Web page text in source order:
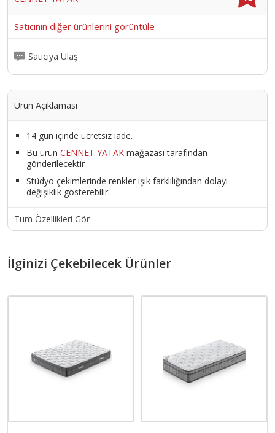
Satıcının diğer ürünlerini görüntüle
Satıcıya Ulaş
Ürün Açıklaması
14 gün içinde ücretsiz iade.
Bu ürün CENNET YATAK mağazası tarafından
gönderilecektir
Stüdyo çekimlerinde renkler ışık farklılığından dolayı
değişiklik gösterebilir.
Tüm Özellikleri Gör
İlginizi Çekebilecek Ürünler